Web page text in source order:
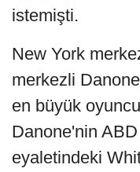
istemişti.
New York
merkezli
en büyük
Danone'nin
eyaletindeki